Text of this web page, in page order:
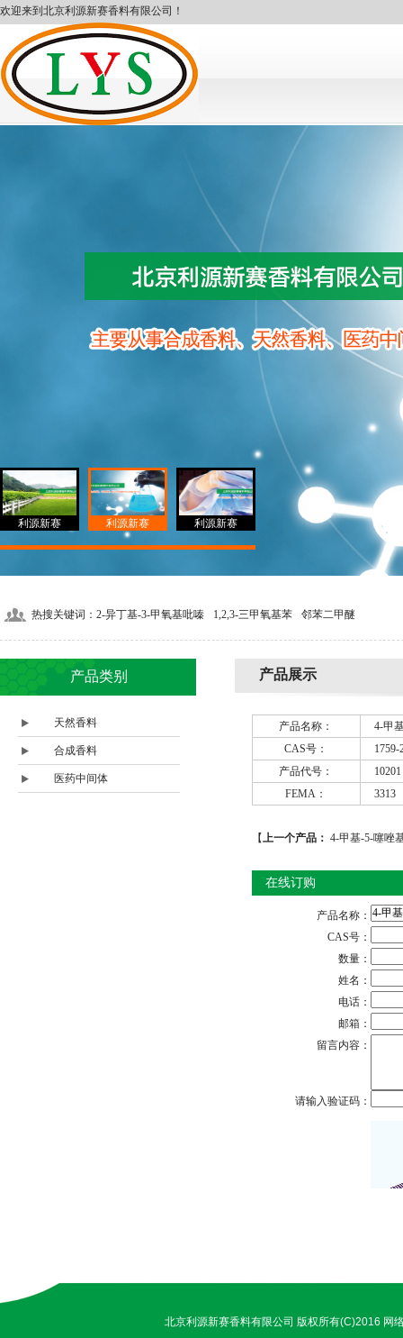
欢迎来到北京利源新赛香料有限公司！
利源新赛 利源新赛 利源新赛
热搜关键词： 2-异丁基-3-甲氧基吡嗪 1,2,3-三甲氧基苯 邻苯二甲醚
产品类别
天然香料
合成香料
医药中间体
产品展示
产品名称：
4-甲
CAS号：
1759-
产品代号：
10201
FEMA：
3313
【上一个产品： 4-甲基-5-噻唑
在线订购
产品名称：
CAS号：
数量：
姓名：
电话：
邮箱：
留言内容：
请输入验证码：
北京利源新赛香料有限公司 版权所有(C)2016 网